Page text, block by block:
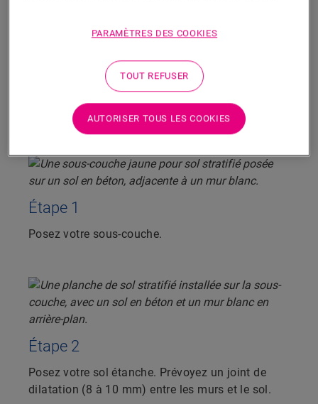
étapes présentées à droite pour poser un sol stratifié
jeux auxquels adorent jouer les enfants dans une salle
de bain. Il supporte également un nettoyage
approfondi. Tous les sols stratifiés Quick-Step sont
étanches, à l’exception de la collection Largo.
Étape 1
Posez votre sous-couche.
Étape 2
Posez votre sol étanche. Prévoyez un joint de
dilatation (8 à 10 mm) entre les murs et le sol.
PARAMÈTRES DES COOKIES
TOUT REFUSER
AUTORISER TOUS LES COOKIES